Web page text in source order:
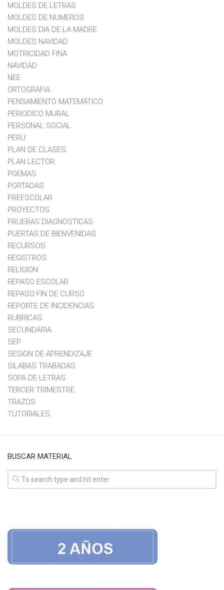
MOLDES DE LETRAS
MOLDES DE NUMEROS
MOLDES DIA DE LA MADRE
MOLDES NAVIDAD
MOTRICIDAD FINA
NAVIDAD
NEE
ORTOGRAFIA
PENSAMIENTO MATEMÁTICO
PERIODICO MURAL
PERSONAL SOCIAL
PERU
PLAN DE CLASES
PLAN LECTOR
POEMAS
PORTADAS
PREESCOLAR
PROYECTOS
PRUEBAS DIAGNOSTICAS
PUERTAS DE BIENVENIDAS
RECURSOS
REGISTROS
RELIGION
REPASO ESCOLAR
REPASO FIN DE CURSO
REPORTE DE INCIDENCIAS
RUBRICAS
SECUNDARIA
SEP
SESION DE APRENDIZAJE
SILABAS TRABADAS
SOPA DE LETRAS
TERCER TRIMESTRE
TRAZOS
TUTORIALES
BUSCAR MATERIAL